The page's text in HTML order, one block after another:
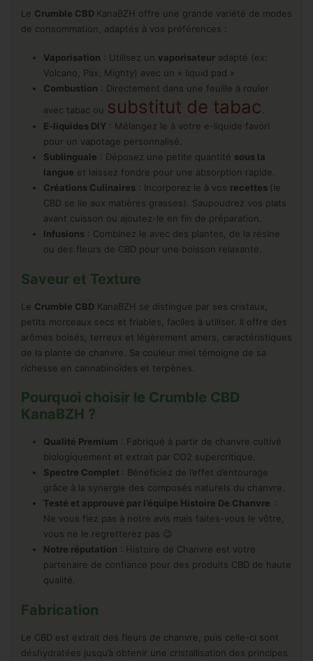
Le Crumble CBD KanaBZH offre une grande variété de modes
de consommation, adaptés à vos préférences :
Vaporisation : Utilisez un vaporisateur adapté (ex:
Volcano, Pax, Mighty) avec un « liquid pad »
Combustion : Directement dans une feuille à rouler
avec tabac ou substitut de tabac.
E-liquides DIY : Mélangez le à votre e-liquide favori
pour un vapotage personnalisé.
Sublinguale : Déposez une petite quantité sous la
langue et laissez fondre pour une absorption rapide.
Créations Culinaires : Incorporez le à vos recettes (le
CBD se lie aux matières grasses). Saupoudrez vos plats
avant cuisson ou ajoutez-le en fin de préparation.
Infusions : Combinez le avec des plantes, de la résine
ou des fleurs de CBD pour une boisson relaxante.
Saveur et Texture
Le Crumble CBDKanaBZH se distingue par ses cristaux,
petits morceaux secs et friables, faciles à utiliser. Il offre des
arômes boisés, terreux et légèrement amers, caractéristiques
de la plante de chanvre. Sa couleur miel témoigne de sa
richesse en cannabinoïdes et terpènes.
Pourquoi choisir le Crumble CBD
KanaBZH ?
Qualité Premium : Fabriqué à partir de chanvre cultivé
biologiquement et extrait par CO2 supercritique.
Spectre Complet : Bénéficiez de l’effet d’entourage
grâce à la synergie des composés naturels du chanvre.
Testé et approuvé par l’équipe Histoire De Chanvre :
Ne vous fiez pas à notre avis mais faites-vous le vôtre,
vous ne le regretterez pas 😉
Notre réputation : Histoire de Chanvre est votre
partenaire de confiance pour des produits CBD de haute
qualité.
Fabrication
Le CBD est extrait des fleurs de chanvre, puis celle-ci sont
déshydratées jusqu’à obtenir une cristallisation des principes